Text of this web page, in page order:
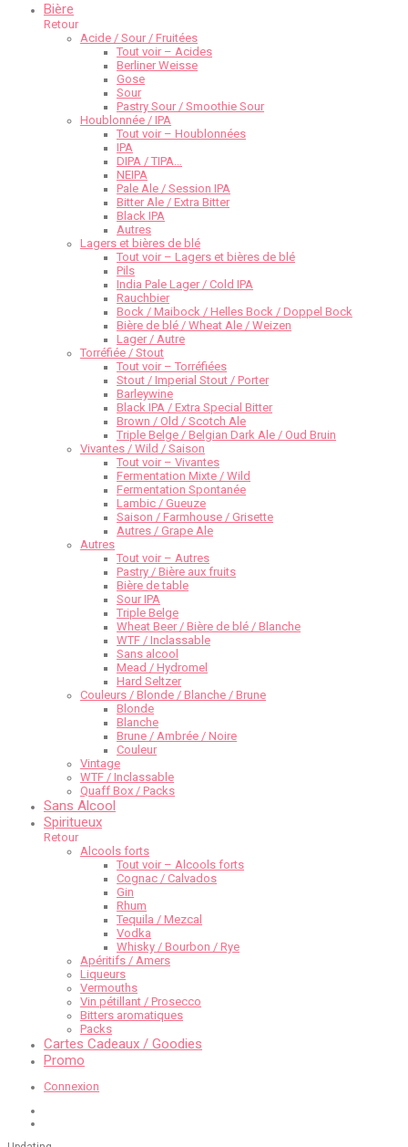
Bière
Retour
Acide / Sour / Fruitées
Tout voir – Acides
Berliner Weisse
Gose
Sour
Pastry Sour / Smoothie Sour
Houblonnée / IPA
Tout voir – Houblonnées
IPA
DIPA / TIPA…
NEIPA
Pale Ale / Session IPA
Bitter Ale / Extra Bitter
Black IPA
Autres
Lagers et bières de blé
Tout voir – Lagers et bières de blé
Pils
India Pale Lager / Cold IPA
Rauchbier
Bock / Maibock / Helles Bock / Doppel Bock
Bière de blé / Wheat Ale / Weizen
Lager / Autre
Torréfiée / Stout
Tout voir – Torréfiées
Stout / Imperial Stout / Porter
Barleywine
Black IPA / Extra Special Bitter
Brown / Old / Scotch Ale
Triple Belge / Belgian Dark Ale / Oud Bruin
Vivantes / Wild / Saison
Tout voir – Vivantes
Fermentation Mixte / Wild
Fermentation Spontanée
Lambic / Gueuze
Saison / Farmhouse / Grisette
Autres / Grape Ale
Autres
Tout voir – Autres
Pastry / Bière aux fruits
Bière de table
Sour IPA
Triple Belge
Wheat Beer / Bière de blé / Blanche
WTF / Inclassable
Sans alcool
Mead / Hydromel
Hard Seltzer
Couleurs / Blonde / Blanche / Brune
Blonde
Blanche
Brune / Ambrée / Noire
Couleur
Vintage
WTF / Inclassable
Quaff Box / Packs
Sans Alcool
Spiritueux
Retour
Alcools forts
Tout voir – Alcools forts
Cognac / Calvados
Gin
Rhum
Tequila / Mezcal
Vodka
Whisky / Bourbon / Rye
Apéritifs / Amers
Liqueurs
Vermouths
Vin pétillant / Prosecco
Bitters aromatiques
Packs
Cartes Cadeaux / Goodies
Promo
Connexion